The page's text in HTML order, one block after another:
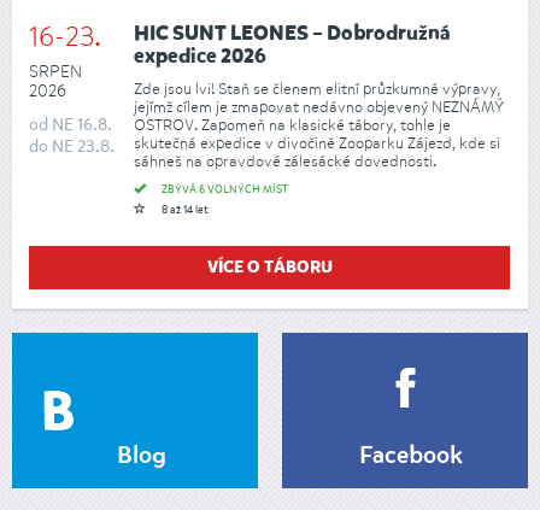
16-23.
SRPEN
2026
od NE16.8.
do NE23.8.
HIC SUNT LEONES – Dobrodružná
expedice 2026
Zde jsou lvi! Staň se členem elitní průzkumné výpravy,
jejímž cílem je zmapovat nedávno objevený NEZNÁMÝ
OSTROV. Zapomeň na klasické tábory, tohle je
skutečná expedice v divočině Zooparku Zájezd, kde si
sáhneš na opravdové zálesácké dovednosti.
ZBÝVÁ 6 VOLNÝCH MÍST
8 až 14 let
VÍCE O TÁBORU
Blog Facebook